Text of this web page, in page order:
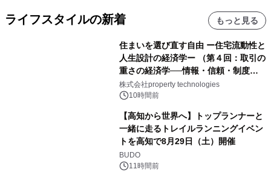
ライフスタイルの新着 もっと見る
住まいを選び直す自由 ー住宅流動性と
人生設計の経済学ー （第４回：取引の
重さの経済学──情報・信頼・制度を
PropTechはどう組み替えるか）｜
PropTech-Lab
株式会社property technologies
10時間前
【高知から世界へ】トップランナーと
一緒に走るトレイルランニングイベン
トを高知で8月29日（土）開催
BUDO
11時間前